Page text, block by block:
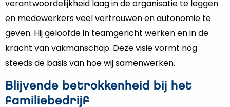
verantwoordelijkheid laag in de organisatie te leggen
en medewerkers veel vertrouwen en autonomie te
geven. Hij geloofde in teamgericht werken en in de
kracht van vakmanschap. Deze visie vormt nog
steeds de basis van hoe wij samenwerken.
Blijvende betrokkenheid bij het
familiebedrijf